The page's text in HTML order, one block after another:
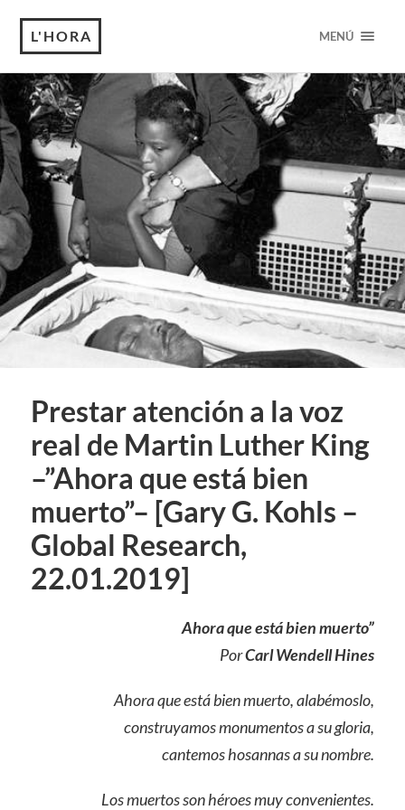
L'HORA MENÚ
Prestar atención a la voz
real de Martin Luther King
–”Ahora que está bien
muerto”– [Gary G. Kohls –
Global Research,
22.01.2019]
Ahora que está bien muerto”
PorCarl Wendell Hines
Ahora que está bien muerto, alabémoslo,
construyamos monumentos a su gloria,
cantemos hosannas a su nombre.
Los muertos son héroes muy convenientes.